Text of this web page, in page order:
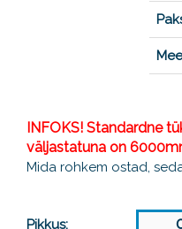
INFOKS! Standardne
väljastatuna on
Mida rohkem ostad,
Pikkus: